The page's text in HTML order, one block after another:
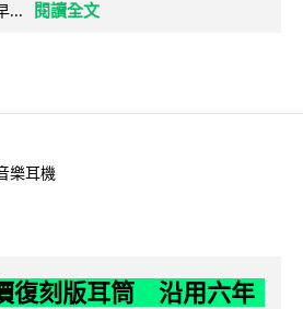
...
閱讀全文
樂耳機
復刻版耳筒 沿用六年